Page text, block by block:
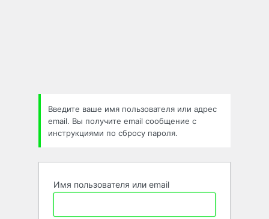
Введите ваше имя пользователя или адрес
email. Вы получите email сообщение с
инструкциями по сбросу пароля.
Имя пользователя или email